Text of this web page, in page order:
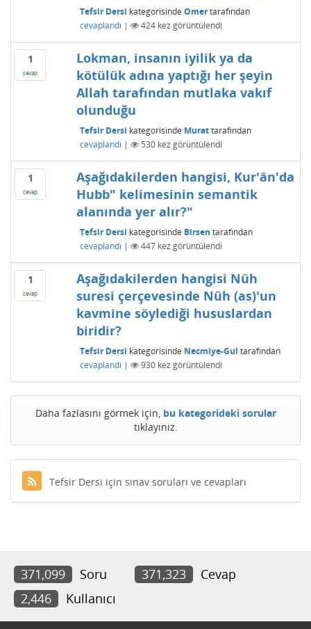
Tefsir Dersi kategorisinde Omer tarafından
cevaplandı | 424kez görüntülendi
1
cevap
Lokman, insanın iyilik ya da
kötülük adına yaptığı her şeyin
Allah tarafından mutlaka vakıf
olunduğu
Tefsir Dersi kategorisinde Murat tarafından
cevaplandı | 530kez görüntülendi
1
cevap
Aşağıdakilerden hangisi, Kur'ân'da
Hubb" kelimesinin semantik
alanında yer alır?"
Tefsir Dersi kategorisinde Birsen tarafından
cevaplandı | 447kez görüntülendi
1
cevap
Aşağıdakilerden hangisi Nûh
suresi çerçevesinde Nûh (as)'un
kavmine söylediği hususlardan
biridir?
Tefsir Dersi kategorisinde Necmiye-Gul tarafından
cevaplandı | 930kez görüntülendi
Daha fazlasını görmek için, bu kategorideki sorular
tıklayınız.
Tefsir Dersi için sınav soruları ve cevapları
371,099 Soru 371,323
Cevap
2,446
Kullanıcı